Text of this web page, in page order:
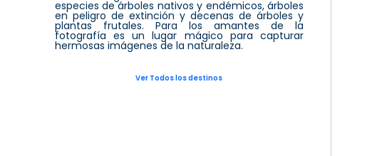
especies de árboles nativos y endémicos, árboles
en peligro de extinción y decenas de árboles y
plantas frutales. Para los amantes de la
fotografía es un lugar mágico para capturar
hermosas imágenes de la naturaleza.
Ver Todos los destinos